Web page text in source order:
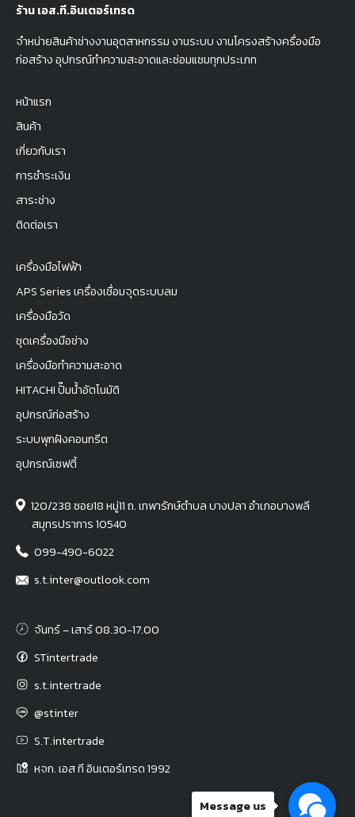
ร้าน เอส.ที.อินเตอร์เทรด
จำหน่ายสินค้าช่างงานอุตสาหกรรม งานระบบ งานโครงสร้างครื่องมือ
ก่อสร้าง อุปกรณ์ทำความสะอาดและซ่อมแซมทุกประเภท
หน้าแรก
สินค้า
เกี่ยวกับเรา
การชำระเงิน
สาระช่าง
ติดต่อเรา
เครื่องมือไฟฟ้า
APS Series เครื่องเชื่อมจุดระบบลม
เครื่องมือวัด
ชุดเครื่องมือช่าง
เครื่องมือทำความสะอาด
HITACHI ปั๊มน้ำอัตโนมัติ
อุปกรณ์ก่อสร้าง
ระบบพุกฝังคอนกรีต
อุปกรณ์เซฟตี้
120/238 ซอย18 หมู่11 ถ. เทพารักษ์ตำบล บางปลา อำเภอบางพลี
สมุทรปราการ 10540
099-490-6022
s.t.inter@outlook.com
จันทร์ – เสาร์ 08.30-17.00
STintertrade
s.t.intertrade
@stinter
S.T.intertrade
หจก. เอส ที อินเตอร์เทรด 1992
Message us